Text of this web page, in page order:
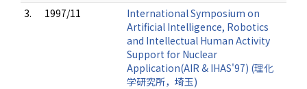
3.
1997/11
International Symposium on
Artificial Intelligence, Robotics
and Intellectual Human Activity
Support for Nuclear
Application(AIR & IHAS'97) (理化
学研究所，埼玉)